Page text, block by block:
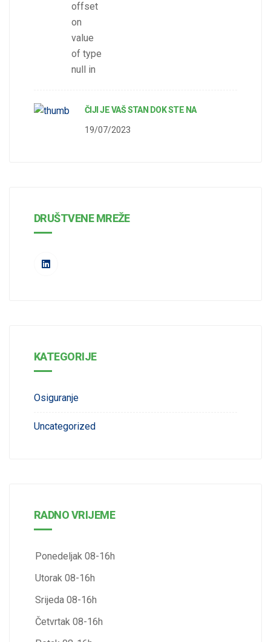
offset
on
value
of type
null in
ČIJI JE VAŠ STAN DOK STE NA
19/07/2023
DRUŠTVENE MREŽE
KATEGORIJE
Osiguranje
Uncategorized
RADNO VRIJEME
Ponedeljak 08-16h
Utorak 08-16h
Srijeda 08-16h
Četvrtak 08-16h